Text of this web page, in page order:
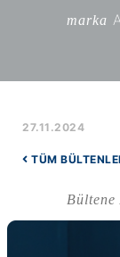
marka
27.11.2024
TÜM